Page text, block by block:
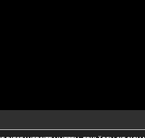
All Rights Reserved. | Based on